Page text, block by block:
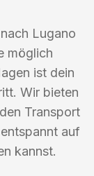
Lugano
möglich
ist dein
Wir bieten
Transport
auf
kannst.